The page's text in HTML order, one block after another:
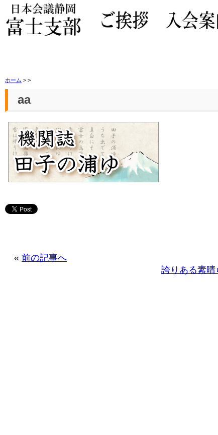
ホーム > >
aa
« 前の記事へ
誇りある素